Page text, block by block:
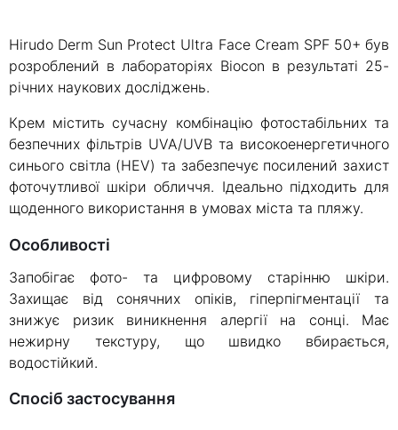
Hirudo Derm Sun Protect Ultra Face Cream SPF 50+ був
розроблений в лабораторіях Biocon в результаті 25-
річних наукових досліджень.
Крем містить сучасну комбінацію фотостабільних та
безпечних фільтрів UVA/UVB та високоенергетичного
синього світла (HEV) та забезпечує посилений захист
фоточутливої шкіри обличчя. Ідеально підходить для
щоденного використання в умовах міста та пляжу.
Особливості
Запобігає фото- та цифровому старінню шкіри.
Захищає від сонячних опіків, гіперпігментації та
знижує ризик виникнення алергії на сонці. Має
нежирну текстуру, що швидко вбирається,
водостійкий.
Спосіб застосування